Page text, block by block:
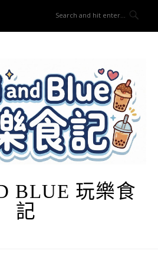
BLUE 玩樂食
記